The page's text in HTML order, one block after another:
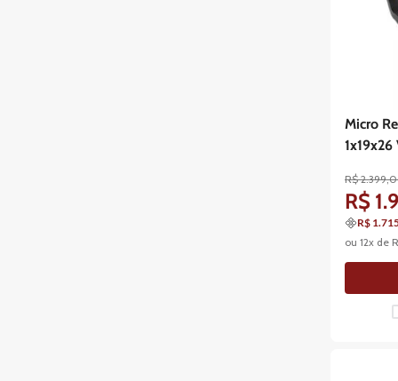
Micro
R$ 2.399,
R$ 1.
R$
ou12x de